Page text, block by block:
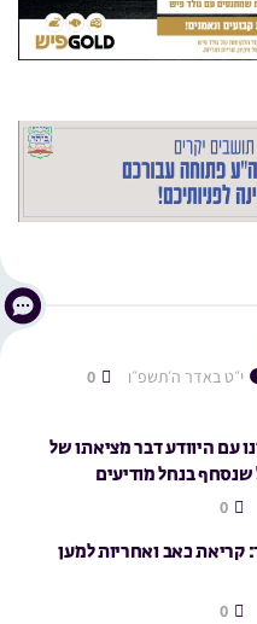
י״ט באדר ה׳תשפ״ו
עם היוודע דבר מציאתו של
שנסחף בנחל מודיעים
קריאת כאב ואחריות למען